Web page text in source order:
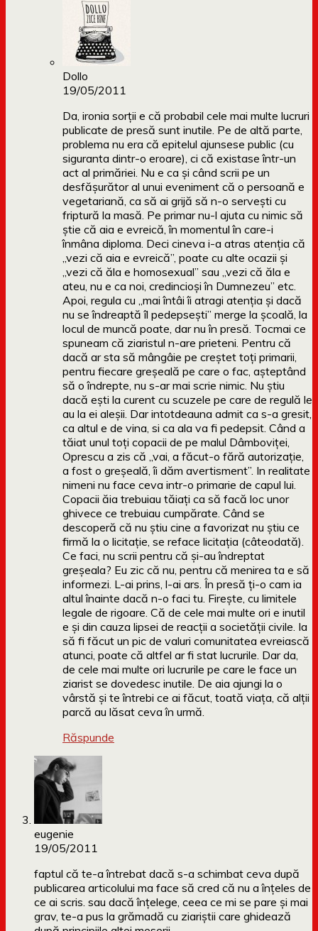
Dollo
19/05/2011
Da, ironia sorții e că probabil cele mai multe lucruri
publicate de presă sunt inutile. Pe de altă parte,
problema nu era că epitelul ajunsese public (cu
siguranta dintr-o eroare), ci că existase într-un
act al primăriei. Nu e ca și când scrii pe un
desfășurător al unui eveniment că o persoană e
vegetariană, ca să ai grijă să n-o servești cu
friptură la masă. Pe primar nu-l ajuta cu nimic să
știe că aia e evreică, în momentul în care-i
înmâna diploma. Deci cineva i-a atras atenția că
„vezi că aia e evreică”, poate cu alte ocazii și
„vezi că ăla e homosexual” sau „vezi că ăla e
ateu, nu e ca noi, credincioși în Dumnezeu” etc.
Apoi, regula cu „mai întâi îi atragi atenția și dacă
nu se îndreaptă îl pedepsești” merge la școală, la
locul de muncă poate, dar nu în presă. Tocmai ce
spuneam că ziaristul n-are prieteni. Pentru că
dacă ar sta să mângâie pe creștet toți primarii,
pentru fiecare greșeală pe care o fac, așteptând
să o îndrepte, nu s-ar mai scrie nimic. Nu știu
dacă ești la curent cu scuzele pe care de regulă le
au la ei aleșii. Dar intotdeauna admit ca s-a gresit,
ca altul e de vina, si ca ala va fi pedepsit. Când a
tăiat unul toți copacii de pe malul Dâmboviței,
Oprescu a zis că „vai, a făcut-o fără autorizație,
a fost o greșeală, îi dăm avertisment”. In realitate
nimeni nu face ceva intr-o primarie de capul lui.
Copacii ăia trebuiau tăiați ca să facă loc unor
ghivece ce trebuiau cumpărate. Când se
descoperă că nu știu cine a favorizat nu știu ce
firmă la o licitație, se reface licitația (câteodată).
Ce faci, nu scrii pentru că și-au îndreptat
greșeala? Eu zic că nu, pentru că menirea ta e să
informezi. L-ai prins, l-ai ars. În presă ți-o cam ia
altul înainte dacă n-o faci tu. Firește, cu limitele
legale de rigoare. Că de cele mai multe ori e inutil
e și din cauza lipsei de reacții a societății civile. Ia
să fi făcut un pic de valuri comunitatea evreiască
atunci, poate că altfel ar fi stat lucrurile. Dar da,
de cele mai multe ori lucrurile pe care le face un
ziarist se dovedesc inutile. De aia ajungi la o
vârstă și te întrebi ce ai făcut, toată viața, că alții
parcă au lăsat ceva în urmă.
Răspunde
eugenie
19/05/2011
faptul că te-a întrebat dacă s-a schimbat ceva după
publicarea articolului ma face să cred că nu a înţeles de
ce ai scris. sau dacă înţelege, ceea ce mi se pare şi mai
grav, te-a pus la grămadă cu ziariştii care ghidează